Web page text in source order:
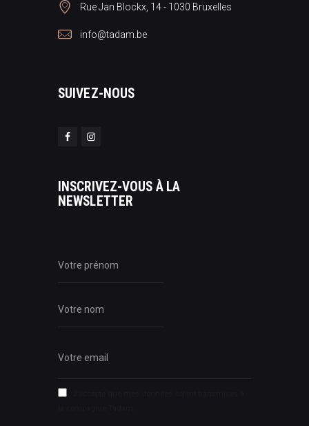
Rue Jan Blockx, 14 - 1030 Bruxelles
info@tadam.be
SUIVEZ-NOUS
INSCRIVEZ-VOUS À LA
NEWSLETTER